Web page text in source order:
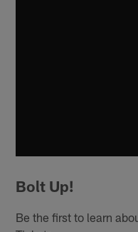
Bolt Up!
Be the first to learn